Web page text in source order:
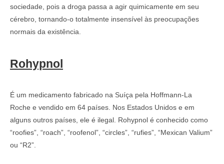
sociedade, pois a droga passa a agir quimicamente em seu
cérebro, tornando-o totalmente insensível às preocupações
normais da existência.
Rohypnol
É um medicamento fabricado na Suíça pela Hoffmann-La
Roche e vendido em 64 países. Nos Estados Unidos e em
alguns outros países, ele é ilegal. Rohypnol é conhecido como
“roofies”, “roach”, “roofenol”, “circles”, “rufies”, “Mexican Valium”
ou “R2”.